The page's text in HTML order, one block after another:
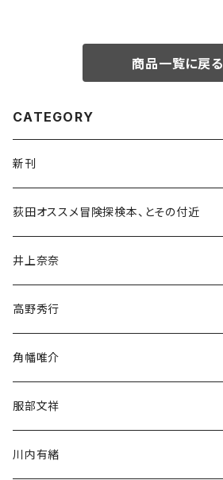
商品一覧に戻る
CATEGORY
新刊
和書
文学・小説・物語
随筆・ノンフィクション・その他
荻田オススメ冒険探検本、とその付近
井上奈奈
高野秀行
角幡唯介
服部文祥
川内有緒